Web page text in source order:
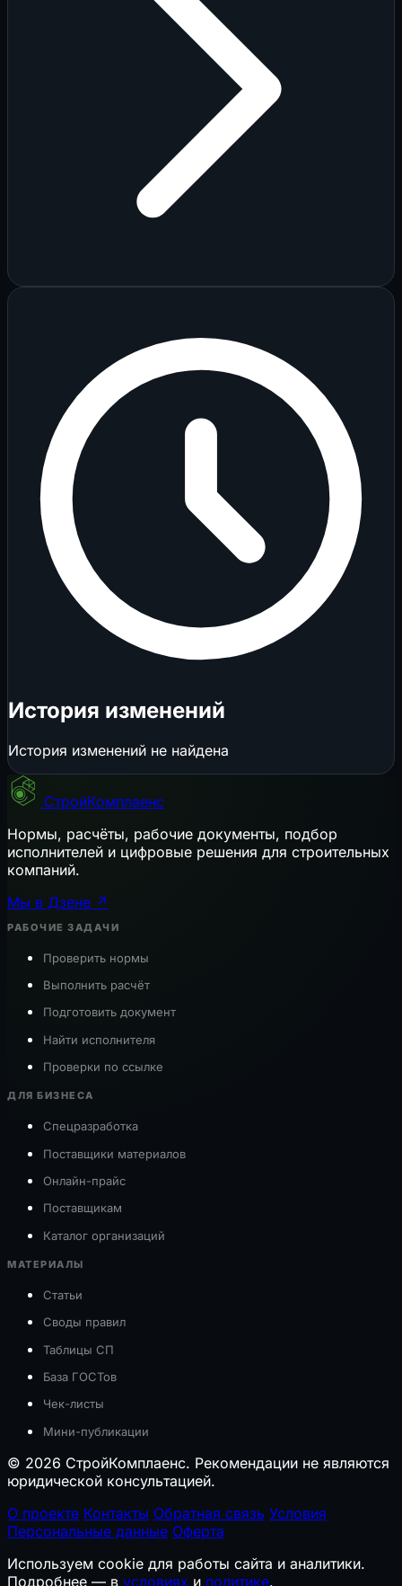
История изменений
История изменений не найдена
СтройКомплаенс
Нормы, расчёты, рабочие документы, подбор
исполнителей и цифровые решения для строительных
компаний.
Мы в Дзене ↗
РАБОЧИЕ ЗАДАЧИ
Проверить нормы
Выполнить расчёт
Подготовить документ
Найти исполнителя
Проверки по ссылке
ДЛЯ БИЗНЕСА
Спецразработка
Поставщики материалов
Онлайн-прайс
Поставщикам
Каталог организаций
МАТЕРИАЛЫ
Статьи
Своды правил
Таблицы СП
База ГОСТов
Чек-листы
Мини-публикации
© 2026 СтройКомплаенс. Рекомендации не являются
юридической консультацией.
О проекте Контакты Обратная связь Условия
Персональные данные Оферта
Используем cookie для работы сайта и аналитики.
Подробнее — в условиях и политике.